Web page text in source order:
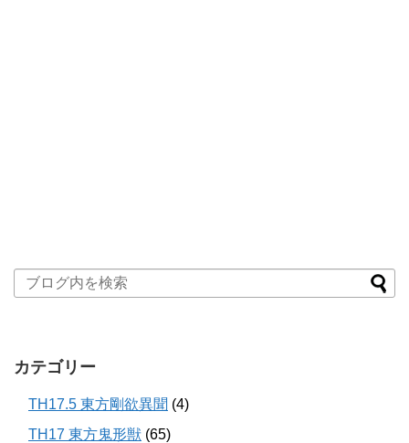
カテゴリー
TH17.5 東方剛欲異聞 (4)
TH17 東方鬼形獣 (65)